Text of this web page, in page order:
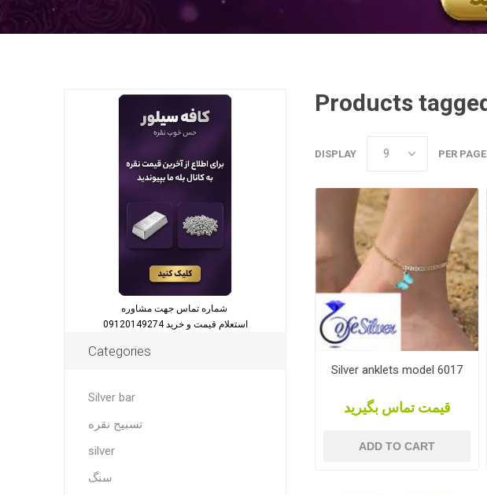
DISPLAY PER PAGE
Silver anklets model 6017
قیمت تماس بگیرید
ADD TO CART
استعلام قیمت و خرید 09120149274
Categories
Silver bar
تسبیح نقره
silver
سنگ